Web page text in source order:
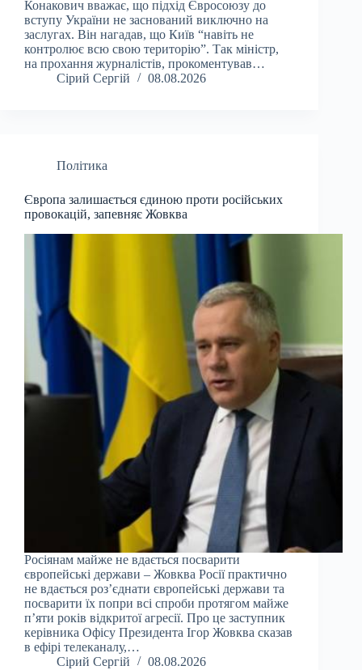
Конакович вважає, що підхід Євросоюзу до
вступу України не заснований виключно на
заслугах. Він нагадав, що Київ “навіть не
контролює всю свою територію”. Так міністр,
на прохання журналістів, прокоментував…
Сірий Сергій
08.08.2026
Політика
Європа залишається єдиною проти російських
провокацій, запевняє Жовква
Росіянам майже не вдається посварити
європейські держави – Жовква Росії практично
не вдається роз’єднати європейські держави та
посварити їх попри всі спроби протягом майже
п’яти років відкритої агресії. Про це заступник
керівника Офісу Президента Ігор Жовква сказав
в ефірі телеканалу,…
Сірий Сергій
08.08.2026